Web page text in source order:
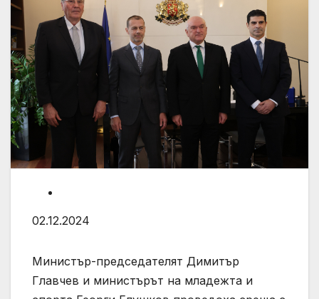
02.12.2024
Министър-председателят Димитър
Главчев и министърът на младежта и